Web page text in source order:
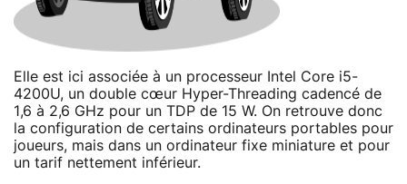
Elle est ici associée à un processeur Intel Core i5-
4200U, un double cœur Hyper-Threading cadencé de
1,6 à 2,6 GHz pour un TDP de 15 W. On retrouve donc
la configuration de certains ordinateurs portables pour
joueurs, mais dans un ordinateur fixe miniature et pour
un tarif nettement inférieur.